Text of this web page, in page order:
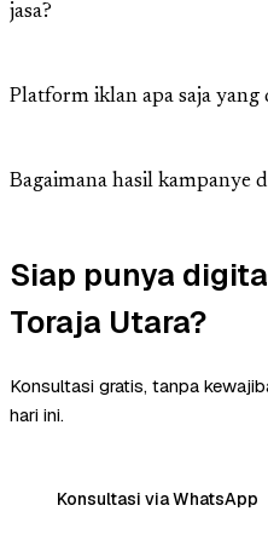
jasa?
Platform iklan apa saja yang
Bagaimana hasil kampanye
Siap punya
Toraja Utara?
Konsultasi gratis, tanpa
hari ini.
Konsultasi via WhatsApp